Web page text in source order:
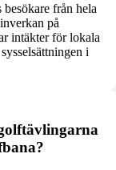
från hela
på
intäkter för lokala
i